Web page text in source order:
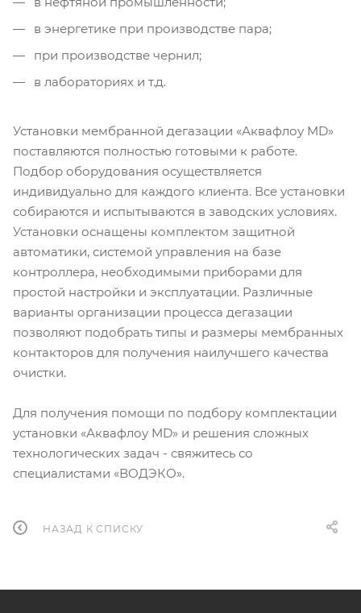
в энергетике при производстве пара;
при производстве чернил;
в лабораториях и т.д.
Установки мембранной дегазации «Аквафлоу MD»
поставляются полностью готовыми к работе.
Подбор оборудования осуществляется
индивидуально для каждого клиента. Все установки
собираются и испытываются в заводских условиях.
Установки оснащены комплектом защитной
автоматики, системой управления на базе
контроллера, необходимыми приборами для
простой настройки и эксплуатации. Различные
варианты организации процесса дегазации
позволяют подобрать типы и размеры мембранных
контакторов для получения наилучшего качества
очистки.
Для получения помощи по подбору комплектации
установки «Аквафлоу MD» и решения сложных
технологических задач - свяжитесь со
специалистами «ВОДЭКО».
НАЗАД К СПИСКУ